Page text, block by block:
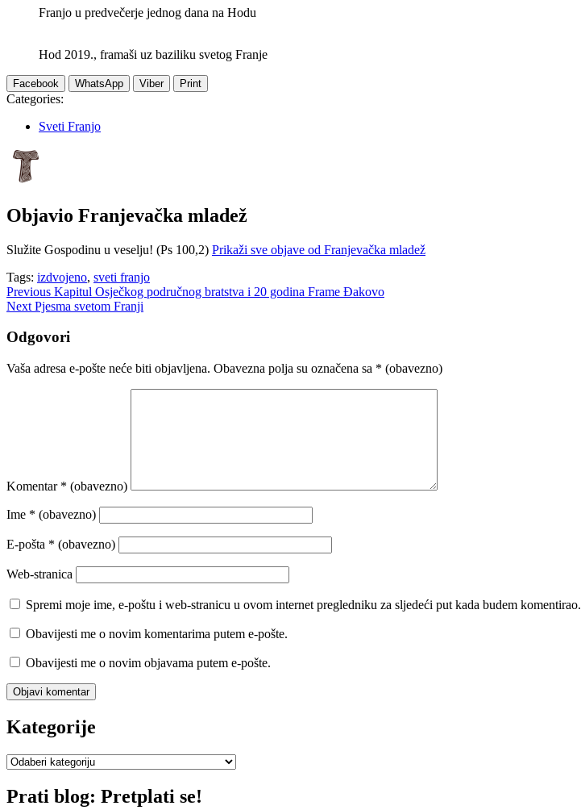
Franjo u predvečerje jednog dana na Hodu
Hod 2019., framaši uz baziliku svetog Franje
Facebook WhatsApp Viber Print
Categories:
Sveti Franjo
Objavio Franjevačka mladež
Služite Gospodinu u veselju! (Ps 100,2) Prikaži sve objave od Franjevačka mladež
Tags: izdvojeno, sveti franjo
Navigacija
objava
Previous Kapitul Osječkog područnog bratstva i 20 godina Frame Đakovo
Next Pjesma svetom Franji
Odgovori
Vaša adresa e-pošte neće biti objavljena. Obavezna polja su označena sa * (obavezno)
Komentar * (obavezno)
Ime * (obavezno)
E-pošta * (obavezno)
Web-stranica
Spremi moje ime, e-poštu i web-stranicu u ovom internet pregledniku za sljedeći put kada budem komentirao.
Obavijesti me o novim komentarima putem e-pošte.
Obavijesti me o novim objavama putem e-pošte.
Kategorije
Kategorije
Prati blog: Pretplati se!